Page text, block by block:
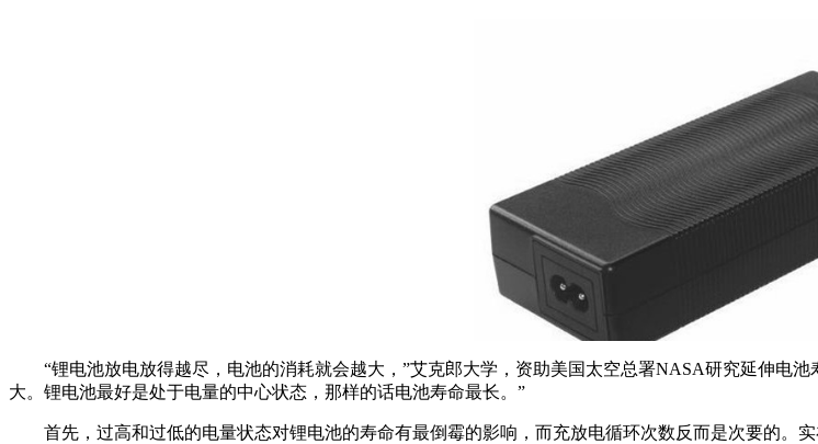
“锂电池放电放得越尽，电池的消耗就会越大，”艾克郎大学，资助美国太空总署NASA研究延伸电
大。锂电池最好是处于电量的中心状态，那样的话电池寿命最长。”
首先，过高和过低的电量状态对锂电池的寿命有最倒霉的影响，而充放电循环次数反而是次要的。